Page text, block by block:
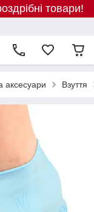
товари!
аксесуари Взуття